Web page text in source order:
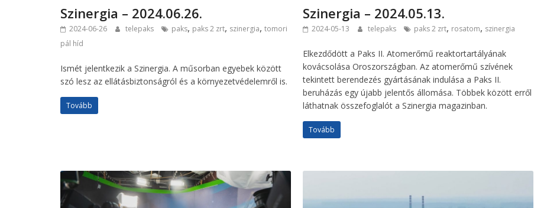
Szinergia – 2024.06.26.
2024-06-26 telepaks paks, paks 2 zrt, szinergia, tomori
pál híd
Ismét jelentkezik a Szinergia. A műsorban egyebek között
szó lesz az ellátásbiztonságról és a környezetvédelemről is.
Tovább
Szinergia – 2024.05.13.
2024-05-13 telepaks paks 2 zrt, rosatom, szinergia
Elkezdődött a Paks II. Atomerőmű reaktortartályának
kovácsolása Oroszországban. Az atomerőmű szívének
tekintett berendezés gyártásának indulása a Paks II.
beruházás egy újabb jelentős állomása. Többek között erről
láthatnak összefoglalót a Szinergia magazinban.
Tovább